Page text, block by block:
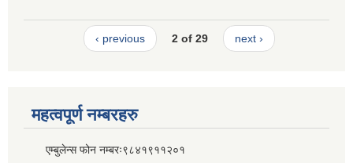
‹ previous 2 of 29 next ›
महत्वपूर्ण नम्बरहरु
एम्बुलेन्स फोन नम्बरः९८४१९११२०१